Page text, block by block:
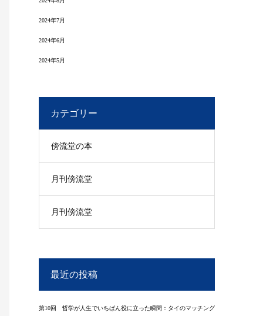
2024年7月
2024年6月
2024年5月
カテゴリー
傍流堂の本
月刊傍流堂
月刊傍流堂
最近の投稿
第10回 哲学が人生でいちばん役に立った瞬間：タイのマッチング